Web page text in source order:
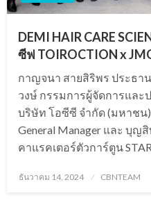
DEMI HAIR CARE
ซีฟ TOIROCTION x
กาญจนา สายสิริพร ประธา
วงษ์ กรรมการผู้จัดการและ
บริษัท โอซีซี จำกัด (มหาชน
General Manager และ บุ
คาแรคเตอร์ตัวการ์ตูน
Posted
ธันวาคม 14, 2024 CBNTEAM